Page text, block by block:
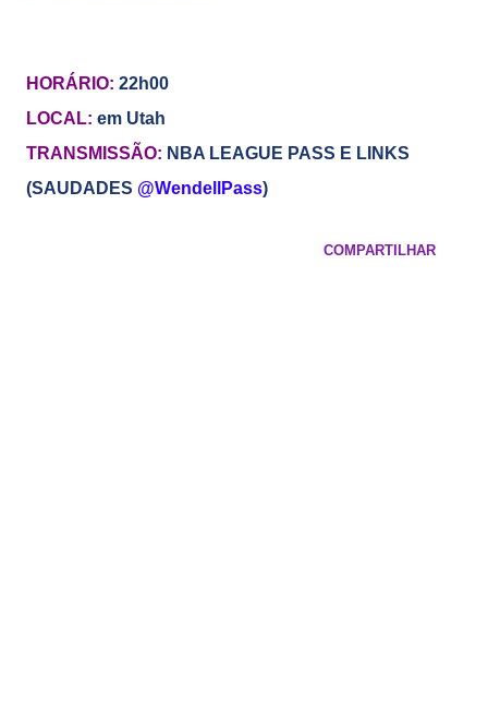
HORÁRIO: 22h00
LOCAL: em Utah
TRANSMISSÃO: NBA LEAGUE PASS E LINKS
(SAUDADES @WendellPass)
COMPARTILHAR